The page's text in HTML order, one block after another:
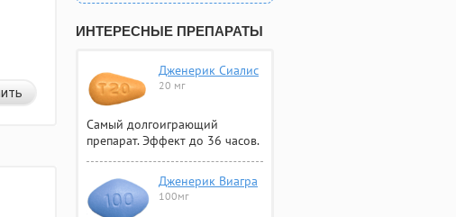
ИНТЕРЕСНЫЕ ПРЕПАРАТЫ
Дженерик Сиалис
20 мг
Самый долгоиграющий
препарат. Эффект до 36 часов.
Дженерик Виагра
100мг